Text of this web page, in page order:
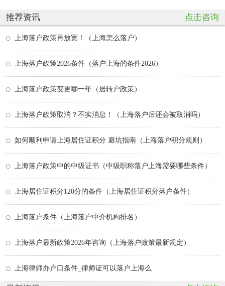
推荐资讯 点击咨询
上海落户政策再放宽！（上海怎么落户）
上海落户政策2026条件（落户上海的条件2026）
上海落户政策变更哪一年（居转户政策）
上海落户政策取消？不实消息！（上海落户后还会被取消吗）
如何顺利申请上海居住证积分 避坑指南（上海落户积分规则）
上海落户政策中的中级证书（中级职称落户上海需要哪些条件）
上海居住证积分120分的条件（上海居住证积分落户条件）
上海落户条件（上海落户中介机构排名）
上海落户最新政策2026年咨询（上海落户政策最新规定）
上海律师办户口条件_律师证可以落户上海么